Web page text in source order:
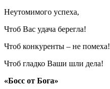
Неутомимого успеха,
Чтоб Вас удача берегла!
Чтоб конкуренты – не помеха!
Чтоб гладко Ваши шли дела!
«Босс от Бога»